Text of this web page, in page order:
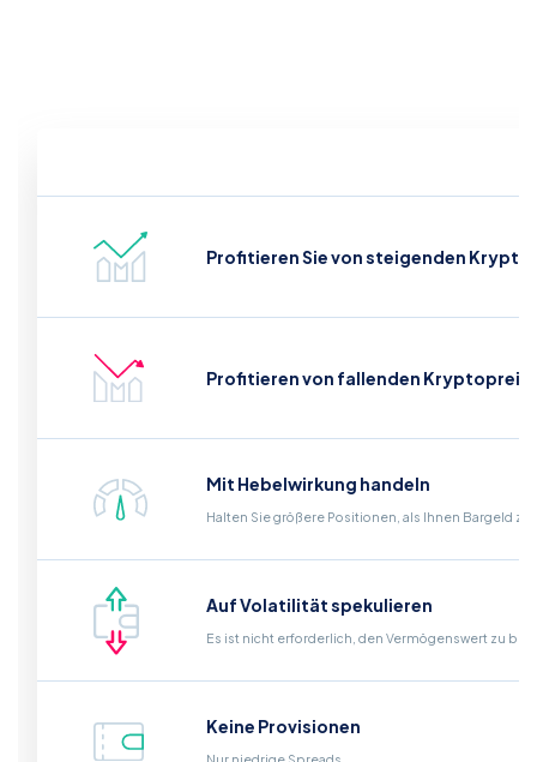
Profitieren Sie von steigenden
Profitieren von fallenden
Mit Hebelwirkung handeln
Halten Sie größere Positionen, als Ihnen Bargeld
Auf Volatilität spekulieren
Es ist nicht erforderlich, den Vermögenswert zu
Keine Provisionen